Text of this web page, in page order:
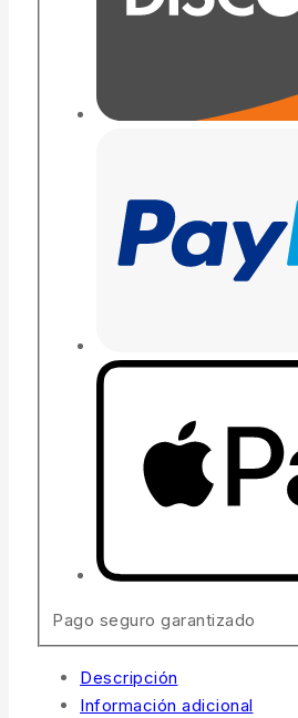
Pago seguro garantizado
Descripción
Información adicional